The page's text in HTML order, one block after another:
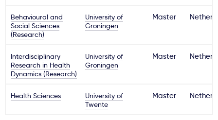
Behavioural and
Social Sciences
(Research)
University of
Groningen
Master
Interdisciplinary
Research in Health
Dynamics (Research)
University of
Groningen
Master
Health Sciences
University of
Twente
Master